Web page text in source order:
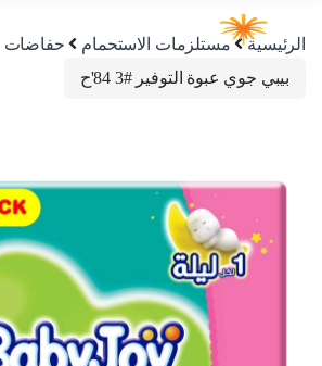
الرئيسية مستلزمات الاستحمام
حفاضات
بيبي جوي عبوة التوفير #3 84'ح